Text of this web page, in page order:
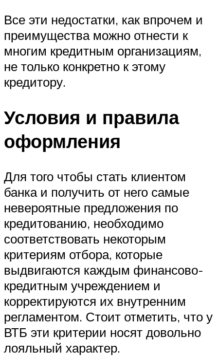
Все эти недостатки, как впрочем и
преимущества можно отнести к
многим кредитным организациям,
не только конкретно к этому
кредитору.
Условия и правила
оформления
Для того чтобы стать клиентом
банка и получить от него самые
невероятные предложения по
кредитованию, необходимо
соответствовать некоторым
критериям отбора, которые
выдвигаются каждым финансово-
кредитным учреждением и
корректируются их внутренним
регламентом. Стоит отметить, что у
ВТБ эти критерии носят довольно
лояльный характер.